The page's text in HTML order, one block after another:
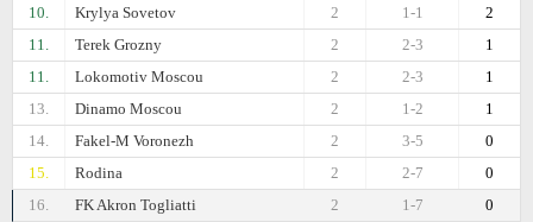
10.
Krylya Sovetov 2
1-1
2
11.
Terek Grozny 1
2-3
2
11.
Lokomotiv Moscou 1
2-3
2
13.
Dinamo Moscou 1
1-2
2
14.
Fakel-M Voronezh 0
3-5
2
15.
Rodina 0
2-7
2
16.
FK Akron Togliatti 0
1-7
2